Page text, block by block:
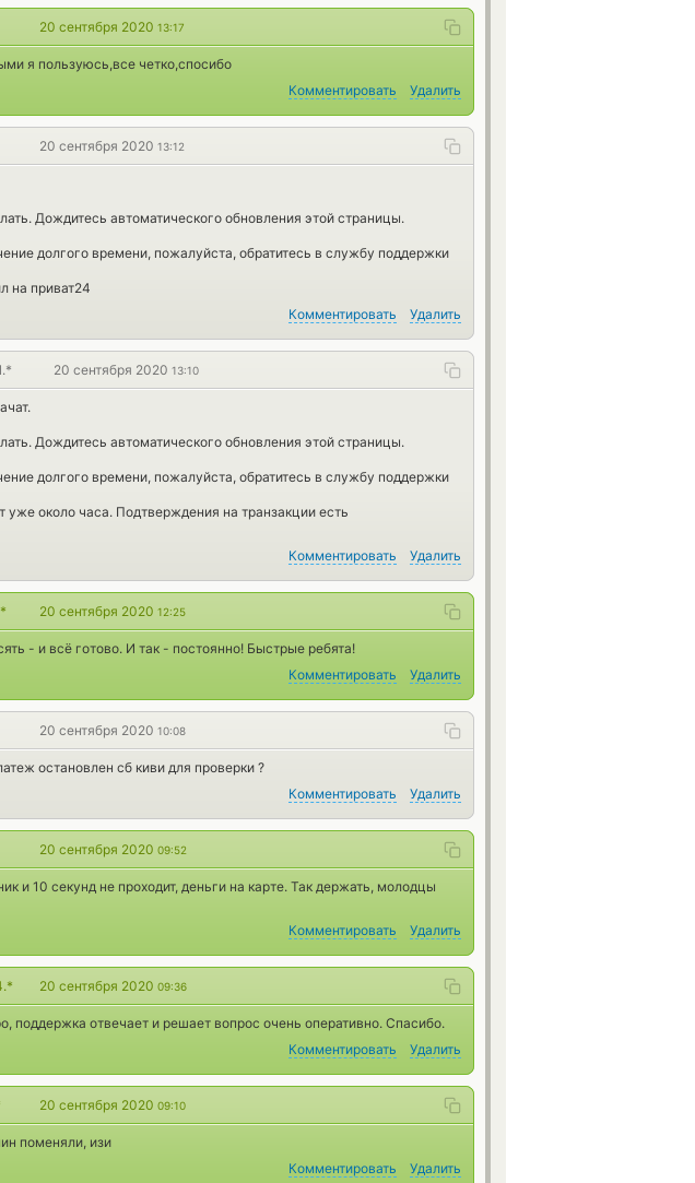
20 сентября 2020 13:17
я пользуюсь,все четко,спосибо
Комментировать Удалить
20 сентября 2020 13:12
Дождитесь автоматического обновления этой страницы.
долгого времени, пожалуйста, обратитесь в службу поддержки
на приват24
Комментировать Удалить
20 сентября 2020 13:10
Дождитесь автоматического обновления этой страницы.
долгого времени, пожалуйста, обратитесь в службу поддержки
уже около часа. Подтверждения на транзакции есть
Комментировать Удалить
20 сентября 2020 12:25
- и всё готово. И так - постоянно! Быстрые ребята!
Комментировать Удалить
20 сентября 2020 10:08
остановлен сб киви для проверки ?
Комментировать Удалить
20 сентября 2020 09:52
и 10 секунд не проходит, деньги на карте. Так держать, молодцы
Комментировать Удалить
20 сентября 2020 09:36
поддержка отвечает и решает вопрос очень оперативно. Спасибо.
Комментировать Удалить
20 сентября 2020 09:10
поменяли, изи
Комментировать Удалить